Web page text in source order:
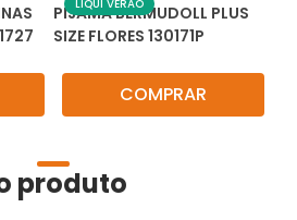
LIQUI VERÃO
PIJAMA BERMUDOLL PLUS
SIZE FLORES 130171P
COMPRAR
produto